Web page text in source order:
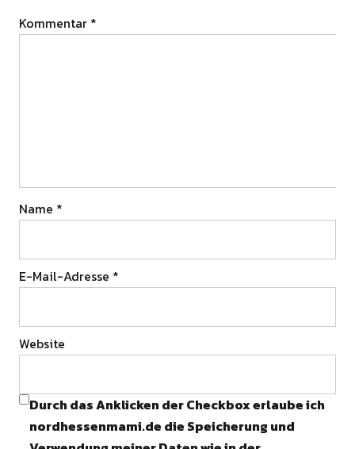
Kommentar *
Name *
E-Mail-Adresse *
Website
Durch das Anklicken der Checkbox erlaube ich
nordhessenmami.de die Speicherung und